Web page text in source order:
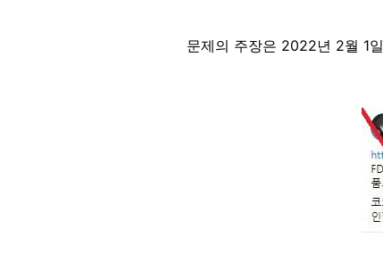
문제의 주장은 2022년 2월 1일